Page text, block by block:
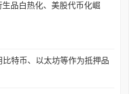
品白热化、美股代币化崛
特币、以太坊等作为抵押品